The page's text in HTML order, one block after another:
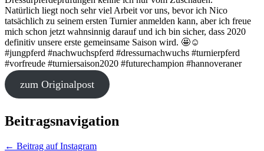
Natürlich liegt noch sehr viel Arbeit vor uns, bevor ich Nico
tatsächlich zu seinem ersten Turnier anmelden kann, aber ich freue
mich schon jetzt wahnsinnig darauf und ich bin sicher, dass 2020
definitiv unsere erste gemeinsame Saison wird. 🤩☺️
#jungpferd #nachwuchspferd #dressurnachwuchs #turnierpferd
#vorfreude #turniersaison2020 #futurechampion #hannoveraner
zum Originalpost
Beitragsnavigation
← Beitrag auf Instagram